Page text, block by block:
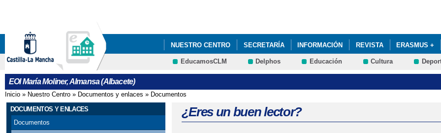
NUESTRO CENTRO SECRETARÍA INFORMACIÓN REVISTA ERASMUS +
PROCESO DE ADMISIÓN A LAS ESCUELAS OFICIALES DE IDIOMAS 24-25.
EducamosCLM Delphos Educación Cultura
EOI María Moliner, Almansa (Albacete)
Se encuentra usted aquí
Inicio » Nuestro Centro » Documentos y enlaces » Documentos
DOCUMENTOS Y ENLACES
Documentos
¿Eres un buen lector?